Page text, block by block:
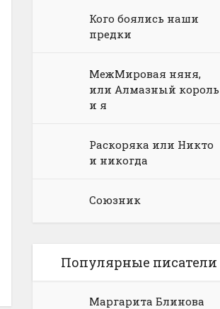
Кого боялись наши
предки
МежМировая няня,
или Алмазный король
и я
Раскоряка или Никто
и никогда
Союзник
Популярные писатели
Маргарита Блинова